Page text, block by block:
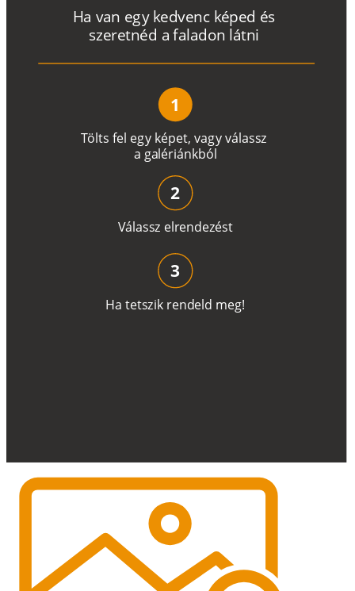
Tölts fel egy képet, vagyválassz
a galériánkból
Ha van egy kedvenc képed és
szeretnéd a faladon látni
1
Válassz elrendezést
2
Ha tetszik rendeld meg!
3